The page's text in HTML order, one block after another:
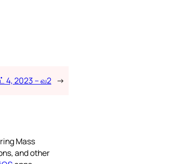
4, 2023 – வ2 →
Mass
and other